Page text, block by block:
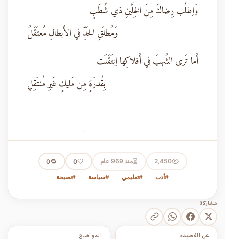
وَاِطلُب رِضاكَ مِنَ الخِلَّينِ ذي شُطَبٍ
وَمُطلَقِ الحَدِّ في الأَبطالِ مُعتَقَلُ
أَما تَرى الشُهبَ في أَفلاكِها اِنتَقَلَت
بِقُدرَةٍ مِن مَليكٍ غَيرِ مُنتَقِلِ
· · · · ·
2,450
⏳منذ 969 عام 🤍
0
🔁
0
#أدب #تعليمي #سياسة #نصيحة
مشاركة
المواضيع عن القصيدة